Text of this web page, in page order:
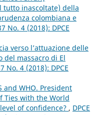
tutto inascoltate) della
colombiana e
No. 4 (2018): DPCE
verso l’attuazione delle
del massacro di El
No. 4 (2018): DPCE
and WHO. President
Ties with the World
of confidence? , DPCE